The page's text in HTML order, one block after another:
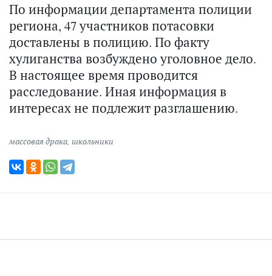
По информации департамента полиции
региона, 47 участников потасовки
доставлены в полицию. По факту
хулиганства возбуждено уголовное дело.
В настоящее время проводится
расследование. Иная информация в
интересах не подлежит разглашению.
массовая драка, школьники